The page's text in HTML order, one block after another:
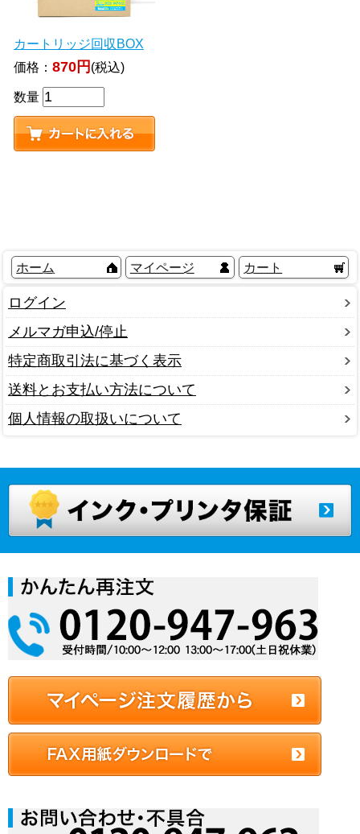
カートリッジ回収BOX
価格： 870円 (税込)
数量
ホーム マイページ カート
ログイン
メルマガ申込/停止
特定商取引法に基づく表示
送料とお支払い方法について
個人情報の取扱いについて